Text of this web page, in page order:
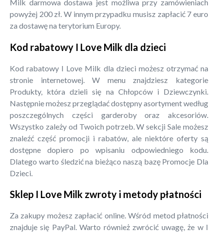
Milk darmowa dostawa jest możliwa przy zamówieniach
powyżej 200 zł. W innym przypadku musisz zapłacić 7 euro
za dostawę na terytorium Europy.
Kod rabatowy I Love Milk dla dzieci
Kod rabatowy I Love Milk dla dzieci możesz otrzymać na
stronie internetowej. W menu znajdziesz kategorie
Produkty, która dzieli się na Chłopców i Dziewczynki.
Następnie możesz przeglądać dostępny asortyment według
poszczególnych części garderoby oraz akcesoriów.
Wszystko zależy od Twoich potrzeb. W sekcji Sale możesz
znaleźć część promocji i rabatów, ale niektóre oferty są
dostępne dopiero po wpisaniu odpowiedniego kodu.
Dlatego warto śledzić na bieżąco naszą bazę Promocje Dla
Dzieci.
Sklep I Love Milk zwroty i metody płatności
Za zakupy możesz zapłacić online. Wśród metod płatności
znajduje się PayPal. Warto również zwrócić uwagę, że w I